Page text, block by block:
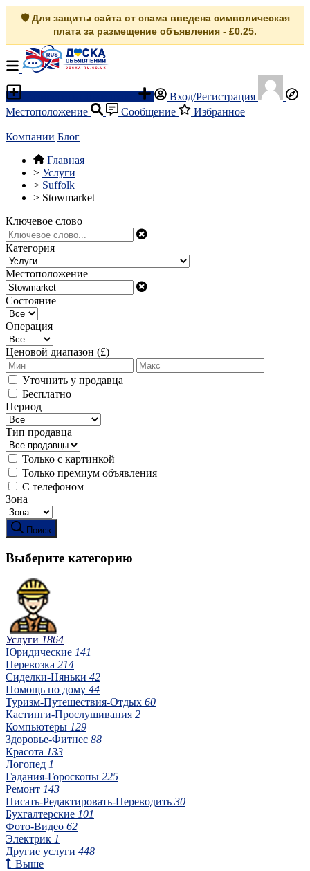
🛡️ Для защиты сайта от спама введена символическая
плата за размещение объявления - £0.25.
Вход/Регистрация
Местоположение
Сообщение Избранное
Компании Блог
Главная
> Услуги
> Suffolk
> Stowmarket
Ключевое слово
Категория
Местоположение
Состояние
Операция
Ценовой диапазон (£)
Уточнить у продавца
Бесплатно
Период
Тип продавца
Только с картинкой
Только премиум объявления
С телефоном
Зона
Поиск
Выберите категорию
Услуги 1864
Юридические 141
Перевозка 214
Сиделки-Няньки 42
Помощь по дому 44
Туризм-Путешествия-Отдых 60
Кастинги-Прослушивания 2
Компьютеры 129
Здоровье-Фитнес 88
Красота 133
Логопед 1
Гадания-Гороскопы 225
Ремонт 143
Писать-Редактировать-Переводить 30
Бухгалтерские 101
Фото-Видео 62
Электрик 1
Другие услуги 448
Выше